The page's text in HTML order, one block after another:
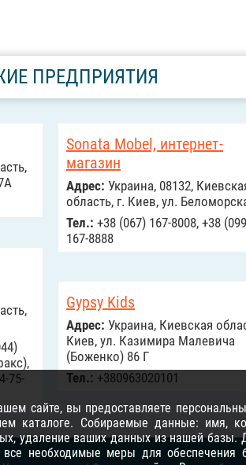
ПРЕДПРИЯТИЯ
Sonata Mobel, интернет-
магазин
Адрес: Украина, 08132,
область, г. Киев, ул.
Тел.: +38 (067) 167-8008, +38
167-8888
75-
Gypsy Kids
Адрес: Украина, Киевская
Киев, ул. Казимира Малевича
(Боженко) 86 Г
Тел.: +380963020101
сайте, вы предоставляете
каталоге. Собираемые данные: имя,
удаление ваших данных из нашей базы.
необходимые меры для обеспечения